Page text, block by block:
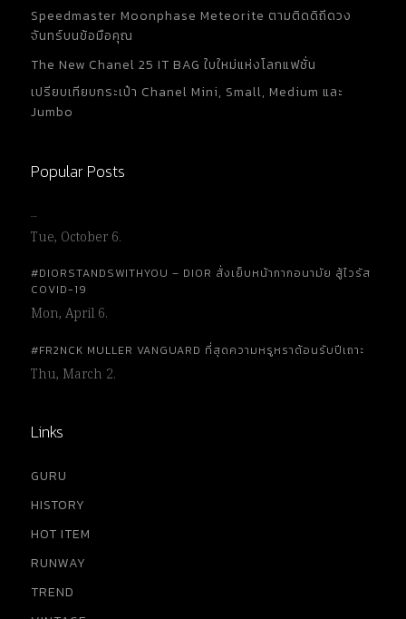
Speedmaster Moonphase Meteorite ตามติดดิถีดวง
จันทร์บนข้อมือคุณ
The New Chanel 25 IT BAG ใบใหม่แห่งโลกแฟชั่น
เปรียบเทียบกระเป๋า Chanel Mini, Small, Medium และ
Jumbo
Popular Posts
…
Tue, October 6.
#DIORSTANDSWITHYOU – DIOR สั่งเย็บหน้ากากอนามัย สู้ไวรัส
COVID-19
Mon, April 6.
#FR2NCK MULLER VANGUARD ที่สุดความหรูหราต้อนรับปีเถาะ
Thu, March 2.
Links
GURU
HISTORY
HOT ITEM
RUNWAY
TREND